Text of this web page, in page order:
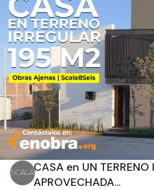
CASA en UN
APROVECHADA...
Filtros
Tipo de obra
Recamaras